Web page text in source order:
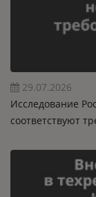
29.07.2026
Исследование
соответствуют